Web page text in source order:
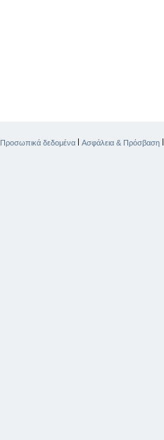
Προσωπικά δεδομένα Ασφάλεια & Πρόσβαση